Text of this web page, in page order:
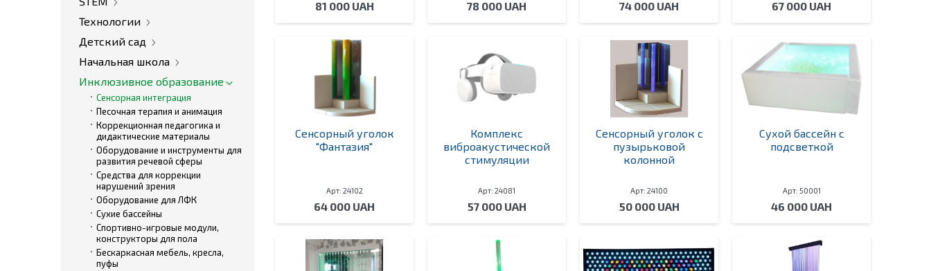
Технологии
Детский сад
Начальная школа
Инклюзивное образование
Сенсорная интеграция
Песочная терапия и анимация
Коррекционная педагогика и
дидактические материалы
Оборудование и инструменты для
развития речевой сферы
Средства для коррекции
нарушений зрения
Оборудование для ЛФК
Сухие бассейны
Спортивно-игровые модули,
конструкторы для пола
Бескаркасная мебель, кресла,
пуфы
81 000 UAH 78 000 UAH 74 000 UAH 67 000 UAH
Сенсорный уголок
"Фантазия"
Арт: 24102
64 000 UAH
Комплекс
виброакустической
стимуляции
Арт: 24081
57 000 UAH
Сенсорный уголок с
пузырьковой
колонной
Арт: 24100
50 000 UAH
Сухой бассейн с
подсветкой
Арт: 50001
46 000 UAH